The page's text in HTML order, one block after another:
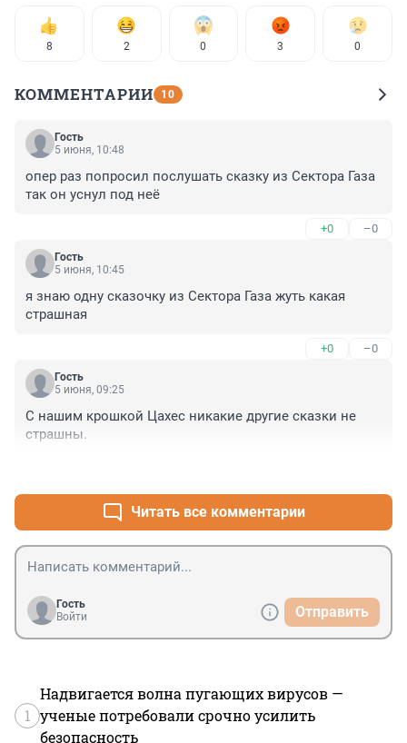
8 2 0 3 0
КОММЕНТАРИИ 10
Гость
5 июня, 10:48
опер раз попросил послушать сказку из Сектора Газа
так он уснул под неё
+0 –0
Гость
5 июня, 10:45
я знаю одну сказочку из Сектора Газа жуть какая
страшная
+0 –0
Гость
5 июня, 09:25
С нашим крошкой Цахес никакие другие сказки не
страшны.
Читать все комментарии
Гость
Войти
Отправить
1
Надвигается волна пугающих вирусов —
ученые потребовали срочно усилить
безопасность